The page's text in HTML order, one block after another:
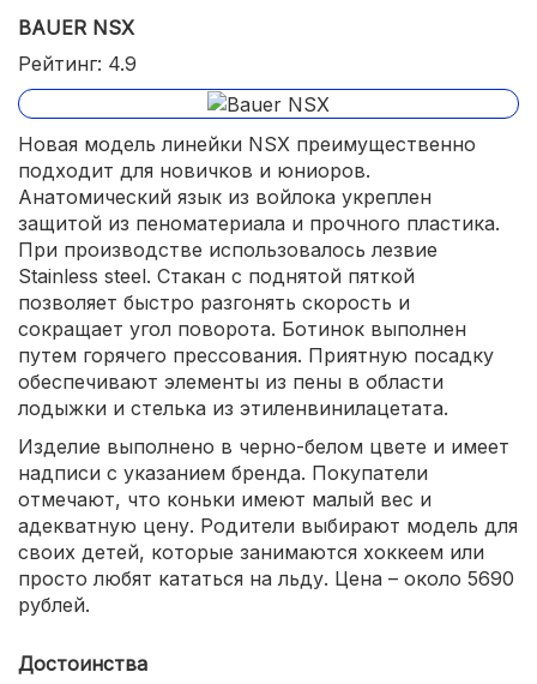
BAUER NSX
Рейтинг: 4.9
Новая модель линейки NSX преимущественно
подходит для новичков и юниоров.
Анатомический язык из войлока укреплен
защитой из пеноматериала и прочного пластика.
При производстве использовалось лезвие
Stainless steel. Стакан с поднятой пяткой
позволяет быстро разгонять скорость и
сокращает угол поворота. Ботинок выполнен
путем горячего прессования. Приятную посадку
обеспечивают элементы из пены в области
лодыжки и стелька из этиленвинилацетата.
Изделие выполнено в черно-белом цвете и имеет
надписи с указанием бренда. Покупатели
отмечают, что коньки имеют малый вес и
адекватную цену. Родители выбирают модель для
своих детей, которые занимаются хоккеем или
просто любят кататься на льду. Цена – около 5690
рублей.
Достоинства